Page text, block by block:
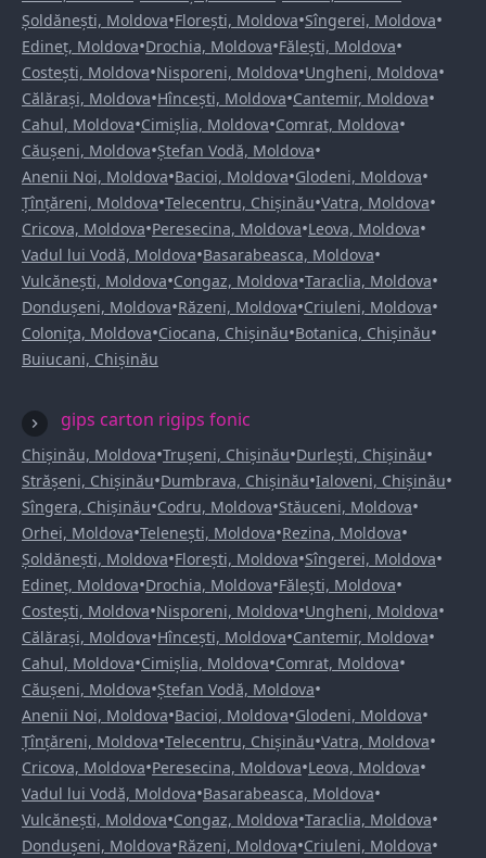
Șoldănești, Moldova•Florești, Moldova•Sîngerei, Moldova•
Edineț, Moldova•Drochia, Moldova•Fălești, Moldova•
Costești, Moldova•Nisporeni, Moldova•Ungheni, Moldova•
Călărași, Moldova•Hîncești, Moldova•Cantemir, Moldova•
Cahul, Moldova•Cimișlia, Moldova•Comrat, Moldova•
Căușeni, Moldova•Ștefan Vodă, Moldova•
Anenii Noi, Moldova•Bacioi, Moldova•Glodeni, Moldova•
Țînțăreni, Moldova•Telecentru, Chișinău•Vatra, Moldova•
Cricova, Moldova•Peresecina, Moldova•Leova, Moldova•
Vadul lui Vodă, Moldova•Basarabeasca, Moldova•
Vulcănești, Moldova•Congaz, Moldova•Taraclia, Moldova•
Dondușeni, Moldova•Răzeni, Moldova•Criuleni, Moldova•
Colonița, Moldova•Ciocana, Chișinău•Botanica, Chișinău•
Buiucani, Chișinău
gips carton rigips fonic
Chișinău, Moldova•Trușeni, Chișinău•Durlești, Chișinău•
Strășeni, Chișinău•Dumbrava, Chișinău•Ialoveni, Chișinău•
Sîngera, Chișinău•Codru, Moldova•Stăuceni, Moldova•
Orhei, Moldova•Telenești, Moldova•Rezina, Moldova•
Șoldănești, Moldova•Florești, Moldova•Sîngerei, Moldova•
Edineț, Moldova•Drochia, Moldova•Fălești, Moldova•
Costești, Moldova•Nisporeni, Moldova•Ungheni, Moldova•
Călărași, Moldova•Hîncești, Moldova•Cantemir, Moldova•
Cahul, Moldova•Cimișlia, Moldova•Comrat, Moldova•
Căușeni, Moldova•Ștefan Vodă, Moldova•
Anenii Noi, Moldova•Bacioi, Moldova•Glodeni, Moldova•
Țînțăreni, Moldova•Telecentru, Chișinău•Vatra, Moldova•
Cricova, Moldova•Peresecina, Moldova•Leova, Moldova•
Vadul lui Vodă, Moldova•Basarabeasca, Moldova•
Vulcănești, Moldova•Congaz, Moldova•Taraclia, Moldova•
Dondușeni, Moldova•Răzeni, Moldova•Criuleni, Moldova•